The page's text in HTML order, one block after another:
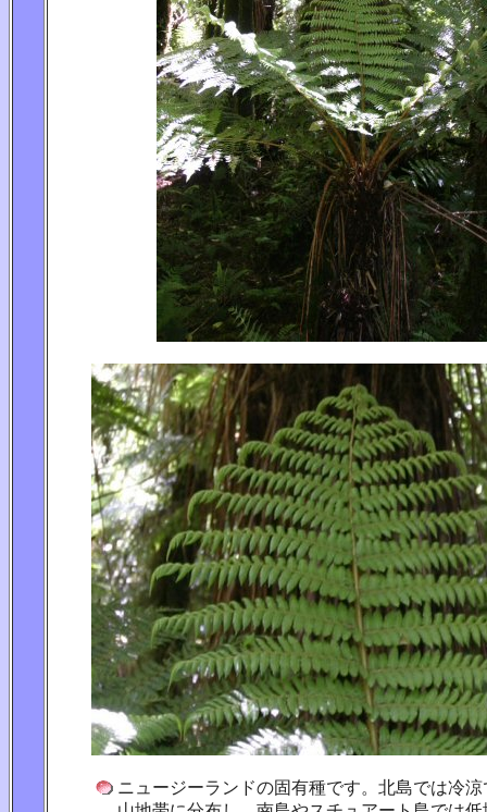
ニュージーランドの固有種です。北島では冷